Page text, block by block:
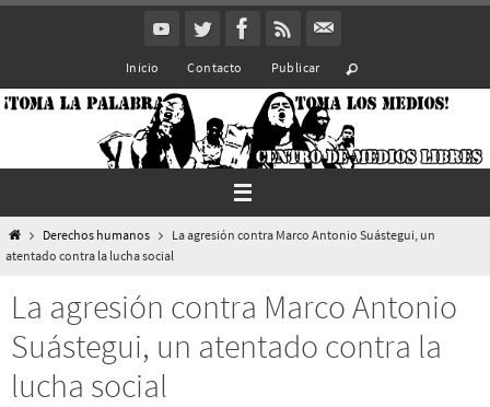
Inicio Contacto Publicar
InicioDerechos humanos
La agresión contra Marco Antonio Suástegui, un
atentado contra la lucha social
La agresión contra Marco Antonio
Suástegui, un atentado contra la
lucha social